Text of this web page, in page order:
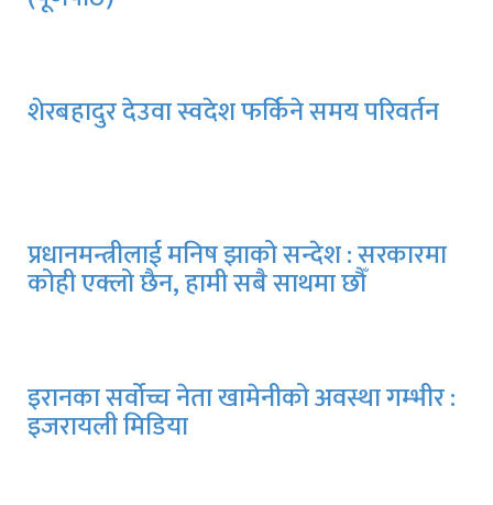
शेरबहादुर देउवा स्वदेश फर्किने समय परिवर्तन
प्रधानमन्त्रीलाई मनिष झाको सन्देश : सरकारमा
कोही एक्लो छैन, हामी सबै साथमा छौँ
इरानका सर्वोच्च नेता खामेनीको अवस्था गम्भीर :
इजरायली मिडिया